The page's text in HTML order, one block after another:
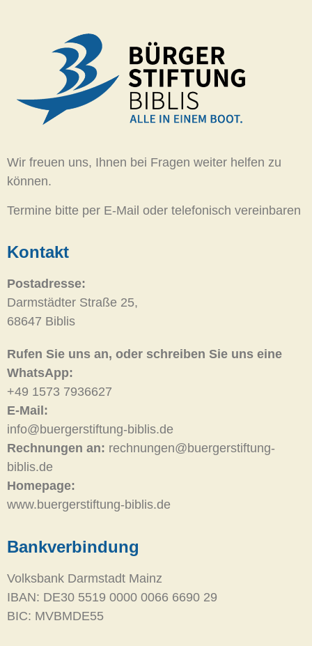
Wir freuen uns, Ihnen bei Fragen weiter helfen zu
können.
Termine bitte per E-Mail oder telefonisch vereinbaren
Kontakt
Postadresse:
Darmstädter Straße 25,
68647 Biblis
Rufen Sie uns an, oder schreiben Sie uns eine
WhatsApp:
+49 1573 7936627
E-Mail:
info@buergerstiftung-biblis.de
Rechnungen an: rechnungen@buergerstiftung-
biblis.de
Homepage:
www.buergerstiftung-biblis.de
Bankverbindung
Volksbank Darmstadt Mainz
IBAN: DE30 5519 0000 0066 6690 29
BIC: MVBMDE55